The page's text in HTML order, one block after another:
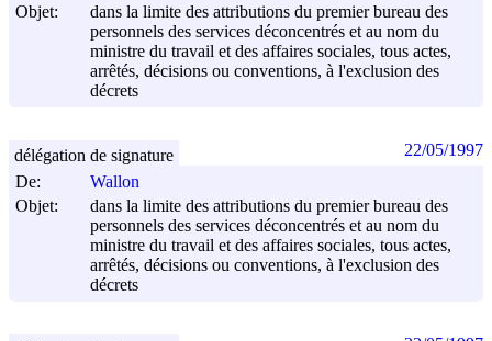
Objet:
dans la limite des attributions du premier bureau des
personnels des services déconcentrés et au nom du
ministre du travail et des affaires sociales, tous actes,
arrêtés, décisions ou conventions, à l'exclusion des
décrets
De:
Wallon
Objet:
dans la limite des attributions du premier bureau des
personnels des services déconcentrés et au nom du
ministre du travail et des affaires sociales, tous actes,
arrêtés, décisions ou conventions, à l'exclusion des
décrets
délégation de signature 22/05/1997